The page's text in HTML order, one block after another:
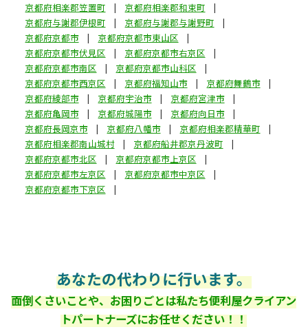
京都府相楽郡笠置町
京都府相楽郡和束町
京都府与謝郡伊根町
京都府与謝郡与謝野町
京都府京都市
京都府京都市東山区
京都府京都市伏見区
京都府京都市右京区
京都府京都市南区
京都府京都市山科区
京都府京都市西京区
京都府福知山市
京都府舞鶴市
京都府綾部市
京都府宇治市
京都府宮津市
京都府亀岡市
京都府城陽市
京都府向日市
京都府長岡京市
京都府八幡市
京都府相楽郡精華町
京都府相楽郡南山城村
京都府船井郡京丹波町
京都府京都市北区
京都府京都市上京区
京都府京都市左京区
京都府京都市中京区
京都府京都市下京区
あなたの代わりに行います。
面倒くさいことや、お困りごとは私たち便利屋クライアン
トパートナーズにお任せください！！